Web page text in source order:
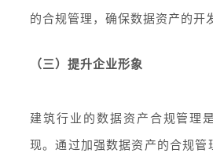
的合规管理，确保数据资产的开
（三）提升企业形象
建筑行业的数据资产合规管理
现。通过加强数据资产的合规管